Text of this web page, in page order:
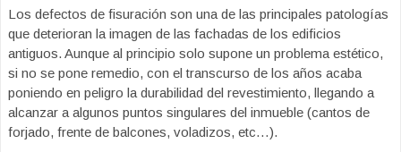
Los defectos de fisuración son una de las principales patologías
que deterioran la imagen de las fachadas de los edificios
antiguos. Aunque al principio solo supone un problema estético,
si no se pone remedio, con el transcurso de los años acaba
poniendo en peligro la durabilidad del revestimiento, llegando a
alcanzar a algunos puntos singulares del inmueble (cantos de
forjado, frente de balcones, voladizos, etc…).